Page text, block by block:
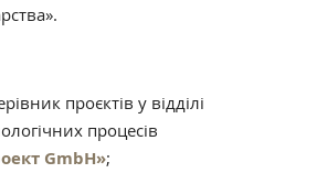
проєктів у відділі
процесів
GmbH»;